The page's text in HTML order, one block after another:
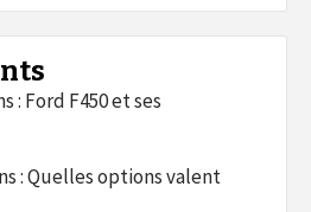
: Ford F450 et ses
: Quelles options valent